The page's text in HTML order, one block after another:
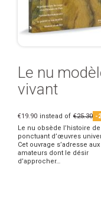
Le nu
vivant
€19.90 instead of €25.30 -
Le nu obsède l’histoire de
ponctuant d’œuvres
Cet ouvrage s’adresse aux
amateurs dont le désir
d’approcher…